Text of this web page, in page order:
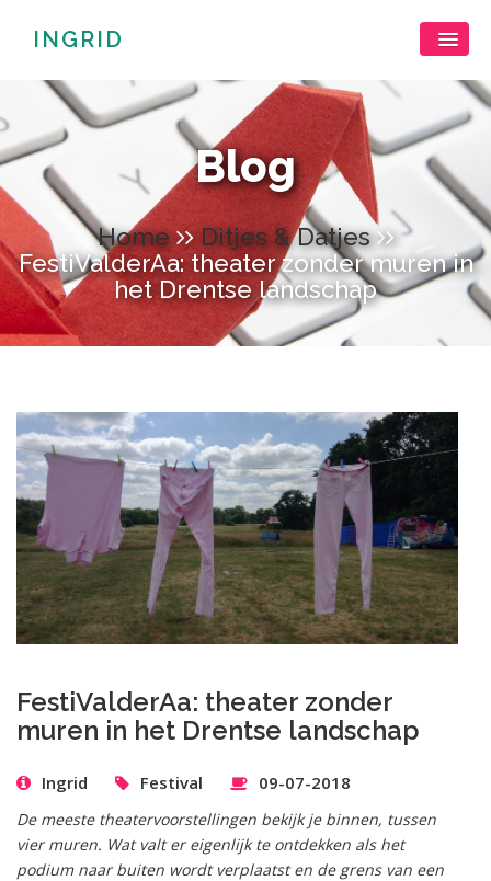
Blog
Home
Ditjes & Datjes
FestiValderAa: theater zonder muren in
het Drentse landschap
INGRID
FestiValderAa: theater zonder
muren in het Drentse landschap
Ingrid Festival 09-07-2018
De meeste theatervoorstellingen bekijk je binnen, tussen
vier muren. Wat valt er eigenlijk te ontdekken als het
podium naar buiten wordt verplaatst en de grens van een